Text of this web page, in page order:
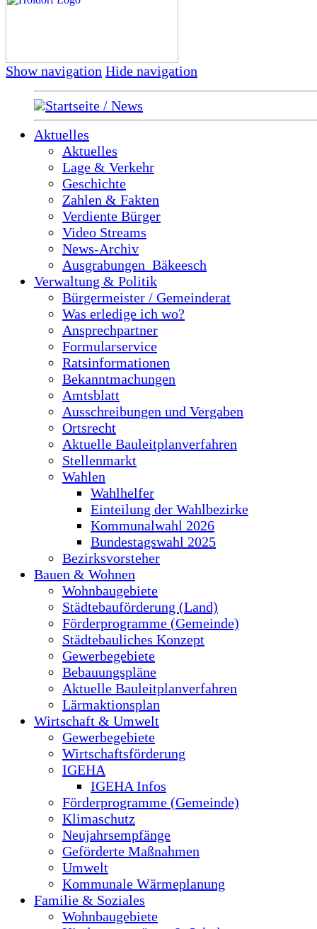
Show navigation Hide navigation
Startseite / News
Aktuelles
Aktuelles
Lage & Verkehr
Geschichte
Zahlen & Fakten
Verdiente Bürger
Video Streams
News-Archiv
Ausgrabungen_Bäkeesch
Verwaltung & Politik
Bürgermeister / Gemeinderat
Was erledige ich wo?
Ansprechpartner
Formularservice
Ratsinformationen
Bekanntmachungen
Amtsblatt
Ausschreibungen und Vergaben
Ortsrecht
Aktuelle Bauleitplanverfahren
Stellenmarkt
Wahlen
Wahlhelfer
Einteilung der Wahlbezirke
Kommunalwahl 2026
Bundestagswahl 2025
Bezirksvorsteher
Bauen & Wohnen
Wohnbaugebiete
Städtebauförderung (Land)
Förderprogramme (Gemeinde)
Städtebauliches Konzept
Gewerbegebiete
Bebauungspläne
Aktuelle Bauleitplanverfahren
Lärmaktionsplan
Wirtschaft & Umwelt
Gewerbegebiete
Wirtschaftsförderung
IGEHA
IGEHA Infos
Förderprogramme (Gemeinde)
Klimaschutz
Neujahrsempfänge
Geförderte Maßnahmen
Umwelt
Kommunale Wärmeplanung
Familie & Soziales
Wohnbaugebiete